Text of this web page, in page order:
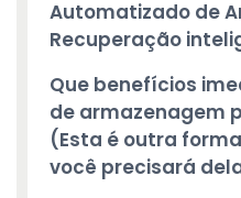
Automatizado de
Recuperação
Que benefícios
de armazenagem
(Esta é outra
você precisará